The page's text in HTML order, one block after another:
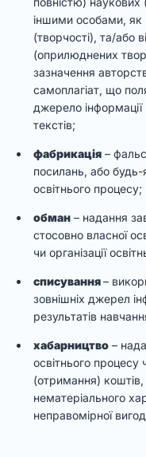
іншими особами, як
(творчості), та/або
(оприлюднених
зазначення
самоплагіат, що
джерело
текстів;
фабрикація –
посилань, або
освітнього процесу;
обман – надання
стосовно власної
чи організації
списування–
зовнішніх джерел
результатів
хабарництво –
освітнього
(отримання)
нематеріального
неправомірної